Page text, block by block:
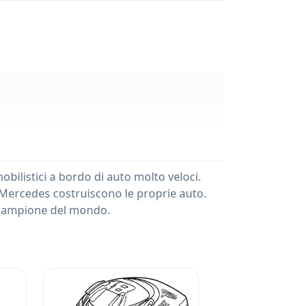
a bordo di auto molto veloci.
costruiscono le proprie auto.
del mondo.